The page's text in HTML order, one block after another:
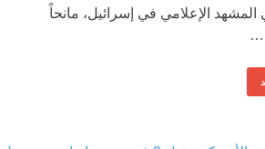
المشهد الإعلامي في إسرائيل، مانحاً
…